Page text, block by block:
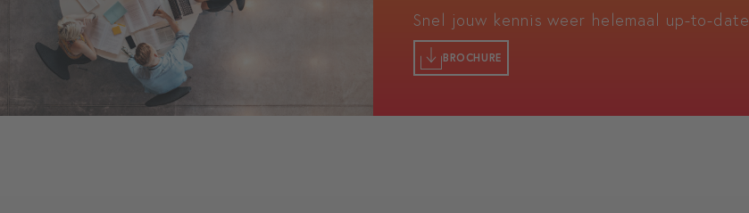
Snel jouw kennis weer helemaal up-to-date
BROCHURE